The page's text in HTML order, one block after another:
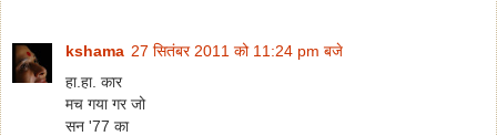
kshama 27 सितंबर 2011 को 11:24 pm बजे
हा.हा. कार
मच गया गर जो
सन '77 का